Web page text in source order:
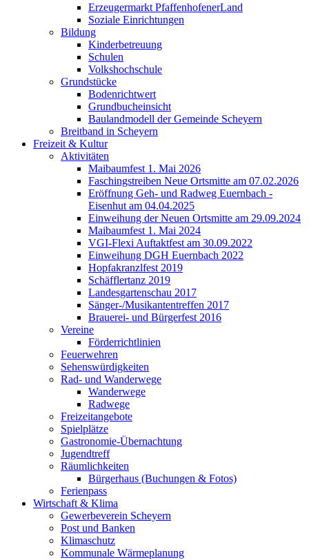
Erzeugermarkt PfaffenhofenerLand
Soziale Einrichtungen
Bildung
Kinderbetreuung
Schulen
Volkshochschule
Grundstücke
Bodenrichtwert
Grundbucheinsicht
Baulandmodell der Gemeinde Scheyern
Breitband in Scheyern
Freizeit & Kultur
Aktivitäten
Maibaumfest 1. Mai 2026
Faschingstreiben Neue Ortsmitte am 07.02.2026
Eröffnung Geh- und Radweg Euernbach -
Eisenhut am 04.04.2025
Einweihung der Neuen Ortsmitte am 29.09.2024
Maibaumfest 1. Mai 2024
VGI-Flexi Auftaktfest am 30.09.2022
Einweihung DGH Euernbach 2022
Hopfakranzlfest 2019
Schäfflertanz 2019
Landesgartenschau 2017
Sänger-/Musikantentreffen 2017
Brauerei- und Bürgerfest 2016
Vereine
Förderrichtlinien
Feuerwehren
Sehenswürdigkeiten
Rad- und Wanderwege
Wanderwege
Radwege
Freizeitangebote
Spielplätze
Gastronomie-Übernachtung
Jugendtreff
Räumlichkeiten
Bürgerhaus (Buchungen & Fotos)
Ferienpass
Wirtschaft & Klima
Gewerbeverein Scheyern
Post und Banken
Klimaschutz
Kommunale Wärmeplanung